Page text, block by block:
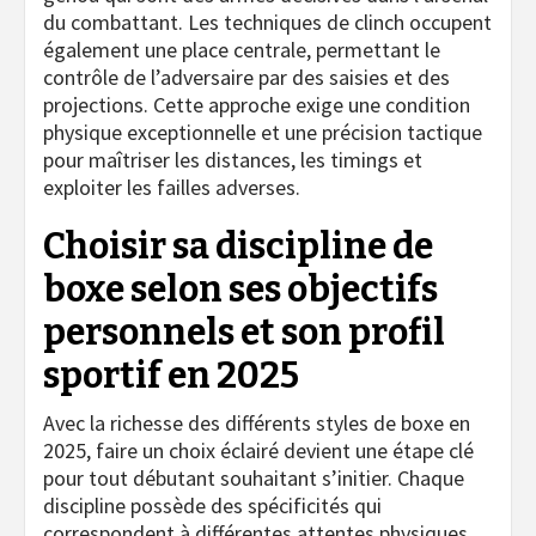
du combattant. Les techniques de clinch occupent
également une place centrale, permettant le
contrôle de l’adversaire par des saisies et des
projections. Cette approche exige une condition
physique exceptionnelle et une précision tactique
pour maîtriser les distances, les timings et
exploiter les failles adverses.
Choisir sa discipline de
boxe selon ses objectifs
personnels et son profil
sportif en 2025
Avec la richesse des différents styles de boxe en
2025, faire un choix éclairé devient une étape clé
pour tout débutant souhaitant s’initier. Chaque
discipline possède des spécificités qui